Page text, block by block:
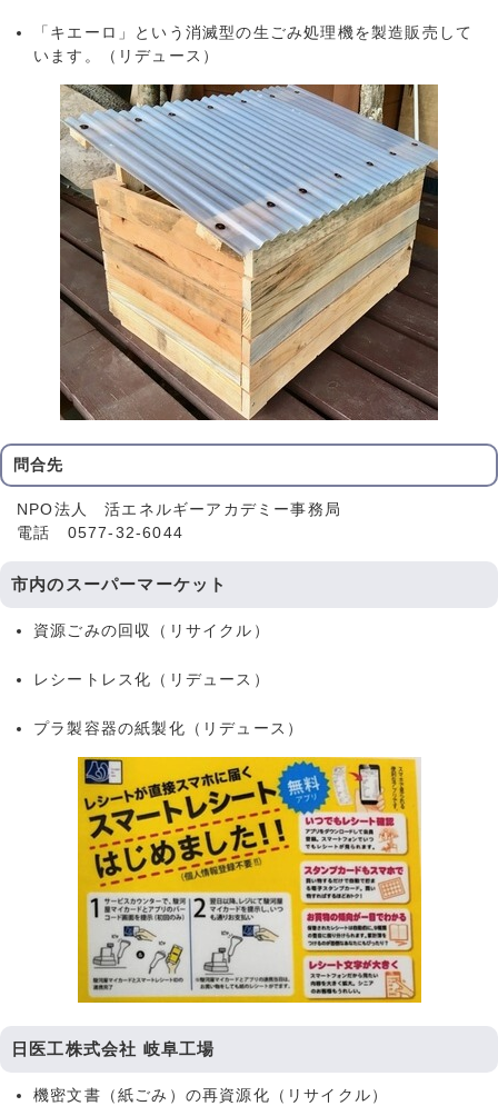
「キエーロ」という消滅型の生ごみ処理機を製造販売して
います。（リデュース）
問合先
NPO法人 活エネルギーアカデミー事務局
電話 0577-32-6044
市内のスーパーマーケット
資源ごみの回収（リサイクル）
レシートレス化（リデュース）
プラ製容器の紙製化（リデュース）
日医工株式会社 岐阜工場
機密文書（紙ごみ）の再資源化（リサイクル）